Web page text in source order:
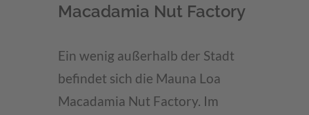
Macadamia Nut Factory
Ein wenig außerhalb der Stadt
befindet sich die Mauna Loa
Macadamia Nut Factory. Im